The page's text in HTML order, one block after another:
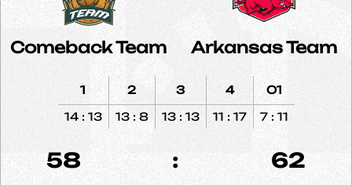
Comeback Team Arkansas Team
1
14 : 13
2
13 : 8
3
13 : 13
4
11 : 17
O1
7 : 11
58 : 62